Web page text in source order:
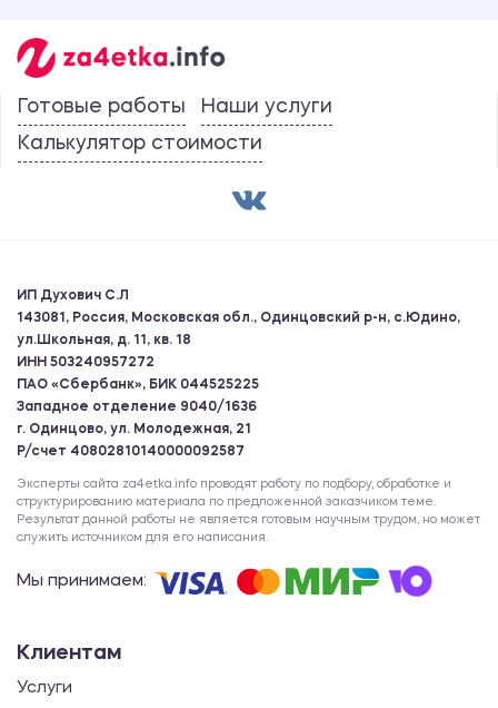
Готовые работы
Наши услуги
Калькулятор стоимости
ИП Духович С.Л
143081, Россия, Московская обл., Одинцовский р-н, с.Юдино,
ул.Школьная, д. 11, кв. 18
ИНН 503240957272
ПАО «Сбербанк», БИК 044525225
Западное отделение 9040/1636
г. Одинцово, ул. Молодежная, 21
Р/счет 40802810140000092587
Эксперты сайта za4etka.info проводят работу по подбору, обработке и
структурированию материала по предложенной заказчиком теме.
Результат данной работы не является готовым научным трудом, но может
служить источником для его написания.
Мы принимаем:
Клиентам
Услуги